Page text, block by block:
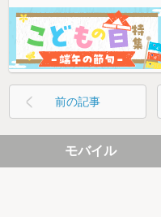
前の記事
モバイル